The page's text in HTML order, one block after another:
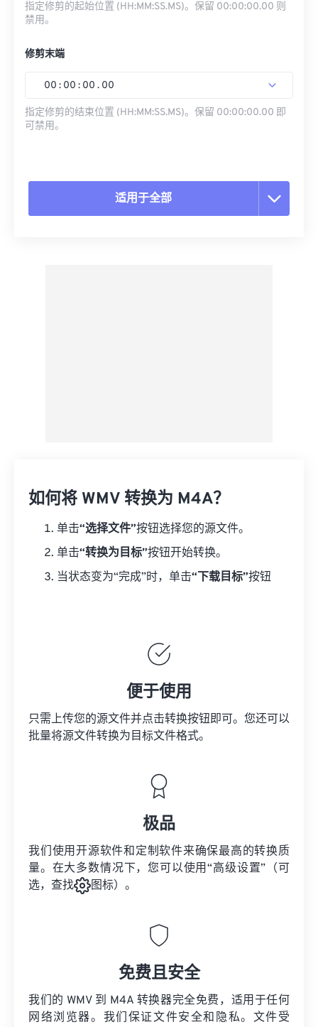
指定修剪的起始位置 (HH:MM:SS.MS)。保留 00:00:00.00 则
禁用。
修剪末端
00 : 00 : 00 . 00
指定修剪的结束位置 (HH:MM:SS.MS)。保留 00:00:00.00 即
可禁用。
适用于全部
如何将 WMV 转换为 M4A？
单击“选择文件”按钮选择您的源文件。
单击“转换为目标”按钮开始转换。
当状态变为“完成”时，单击“下载目标”按钮
便于使用
只需上传您的源文件并点击转换按钮即可。您还可以
批量将源文件转换为目标文件格式。
极品
我们使用开源软件和定制软件来确保最高的转换质
量。在大多数情况下，您可以使用“高级设置”（可
选，查找
图标）。
免费且安全
我们的 WMV 到 M4A 转换器完全免费，适用于任何
网络浏览器。我们保证文件安全和隐私。文件受